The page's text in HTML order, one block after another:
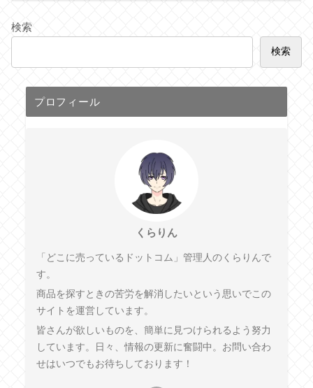
検索
検索
プロフィール
くらりん
「どこに売っているドットコム」管理人のくらりんで
す。
商品を探すときの苦労を解消したいという思いでこの
サイトを運営しています。
皆さんが欲しいものを、簡単に見つけられるよう努力
しています。日々、情報の更新に奮闘中。お問い合わ
せはいつでもお待ちしております！